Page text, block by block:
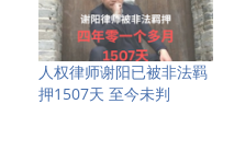
人权律师谢阳已被非法羁
押1507天 至今未判